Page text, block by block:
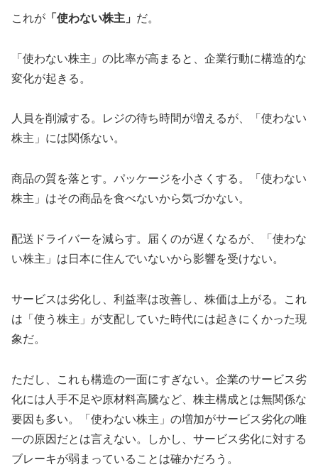
これが 「使わない株主」 だ。
「使わない株主」の比率が高まると、企業行動に構造的な
変化が起きる。
人員を削減する。レジの待ち時間が増えるが、「使わない
株主」には関係ない。
商品の質を落とす。パッケージを小さくする。「使わない
株主」はその商品を食べないから気づかない。
配送ドライバーを減らす。届くのが遅くなるが、「使わな
い株主」は日本に住んでいないから影響を受けない。
サービスは劣化し、利益率は改善し、株価は上がる。これ
は「使う株主」が支配していた時代には起きにくかった現
象だ。
ただし、これも構造の一面にすぎない。企業のサービス劣
化には人手不足や原材料高騰など、株主構成とは無関係な
要因も多い。「使わない株主」の増加がサービス劣化の唯
一の原因だとは言えない。しかし、サービス劣化に対する
ブレーキが弱まっていることは確かだろう。